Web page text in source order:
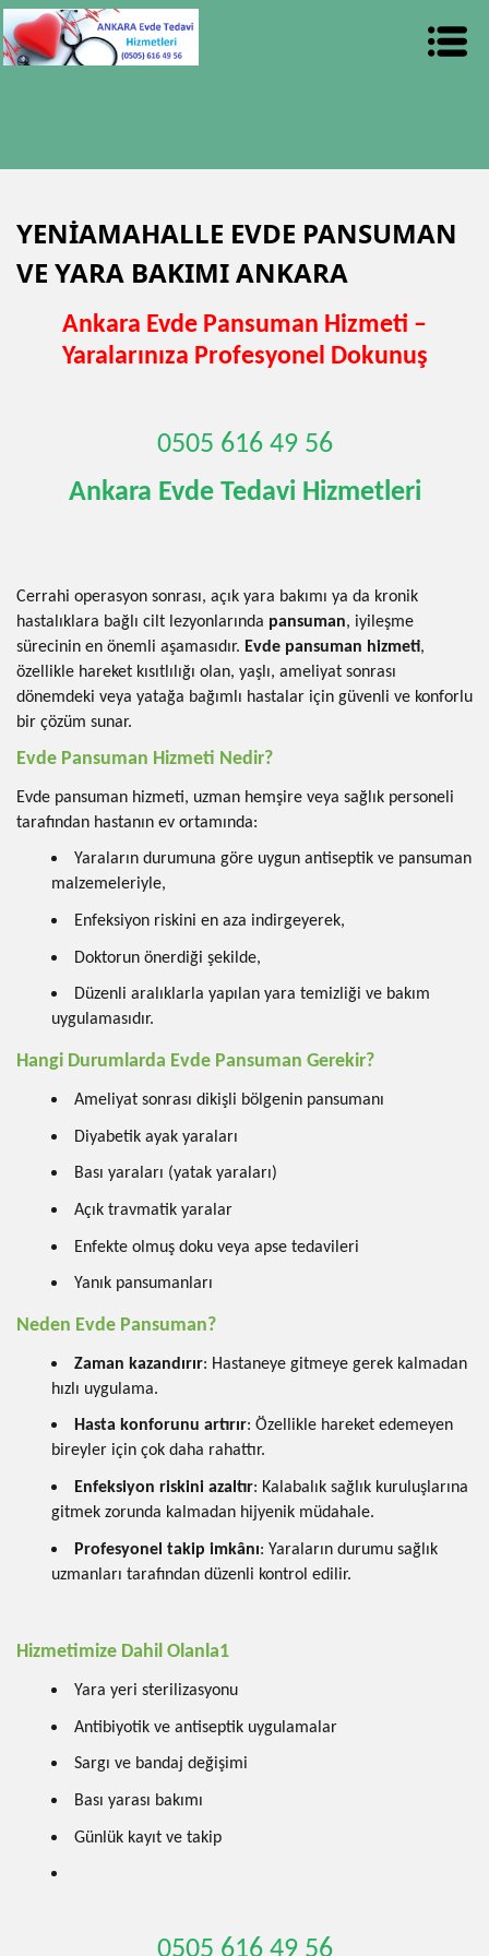
YENİAMAHALLE EVDE PANSUMAN
VE YARA BAKIMI ANKARA
Ankara Evde Pansuman Hizmeti –
Yaralarınıza Profesyonel Dokunuş
0505 616 49 56
Ankara Evde Tedavi Hizmetleri
Cerrahi operasyon sonrası, açık yara bakımı ya da kronik
hastalıklara bağlı cilt lezyonlarında pansuman, iyileşme
sürecinin en önemli aşamasıdır. Evde pansuman hizmeti,
özellikle hareket kısıtlılığı olan, yaşlı, ameliyat sonrası
dönemdeki veya yatağa bağımlı hastalar için güvenli ve konforlu
bir çözüm sunar.
Evde Pansuman Hizmeti Nedir?
Evde pansuman hizmeti, uzman hemşire veya sağlık personeli
tarafından hastanın ev ortamında:
Yaraların durumuna göre uygun antiseptik ve pansuman
malzemeleriyle,
Enfeksiyon riskini en aza indirgeyerek,
Doktorun önerdiği şekilde,
Düzenli aralıklarla yapılan yara temizliği ve bakım
uygulamasıdır.
Hangi Durumlarda Evde Pansuman Gerekir?
Ameliyat sonrası dikişli bölgenin pansumanı
Diyabetik ayak yaraları
Bası yaraları (yatak yaraları)
Açık travmatik yaralar
Enfekte olmuş doku veya apse tedavileri
Yanık pansumanları
Neden Evde Pansuman?
Zaman kazandırır: Hastaneye gitmeye gerek kalmadan
hızlı uygulama.
Hasta konforunu artırır: Özellikle hareket edemeyen
bireyler için çok daha rahattır.
Enfeksiyon riskini azaltır: Kalabalık sağlık kuruluşlarına
gitmek zorunda kalmadan hijyenik müdahale.
Profesyonel takip imkânı: Yaraların durumu sağlık
uzmanları tarafından düzenli kontrol edilir.
Hizmetimize Dahil Olanla1
Yara yeri sterilizasyonu
Antibiyotik ve antiseptik uygulamalar
Sargı ve bandaj değişimi
Bası yarası bakımı
Günlük kayıt ve takip